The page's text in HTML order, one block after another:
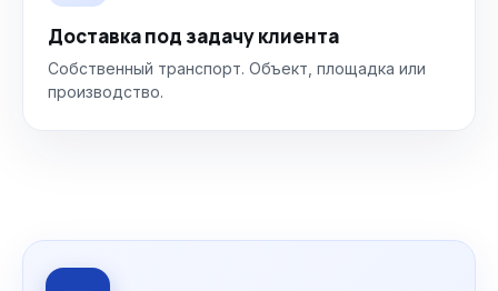
Доставка под задачу клиента
Собственный транспорт. Объект, площадка или
производство.